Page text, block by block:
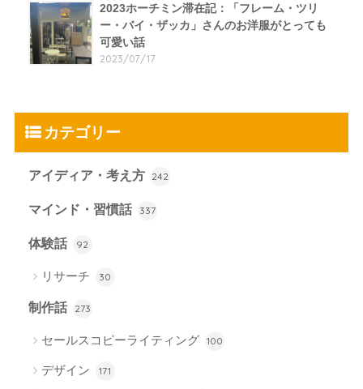
2023ホーチミン滞在記：「フレーム・ツリ
ー・バイ・ザッカ」さんのお洋服がとっても
可愛い話
2023/07/17
カテゴリー
アイディア・考え方 242
マインド・習慣話 337
体験話 92
リサーチ 30
制作話 273
セールスコピーライティング 100
デザイン 171